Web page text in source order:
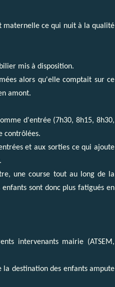
maternelle ce qui nuit à la qualité
mis à disposition.
alors qu'elle comptait sur ce
amont.
d'entrée (7h30, 8h15, 8h30,
contrôlées.
et aux sorties ce qui ajoute
une course tout au long de la
sont donc plus fatigués en
intervenants mairie (ATSEM,
la destination des enfants ampute